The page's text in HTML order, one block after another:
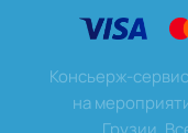
Консьерж-
на